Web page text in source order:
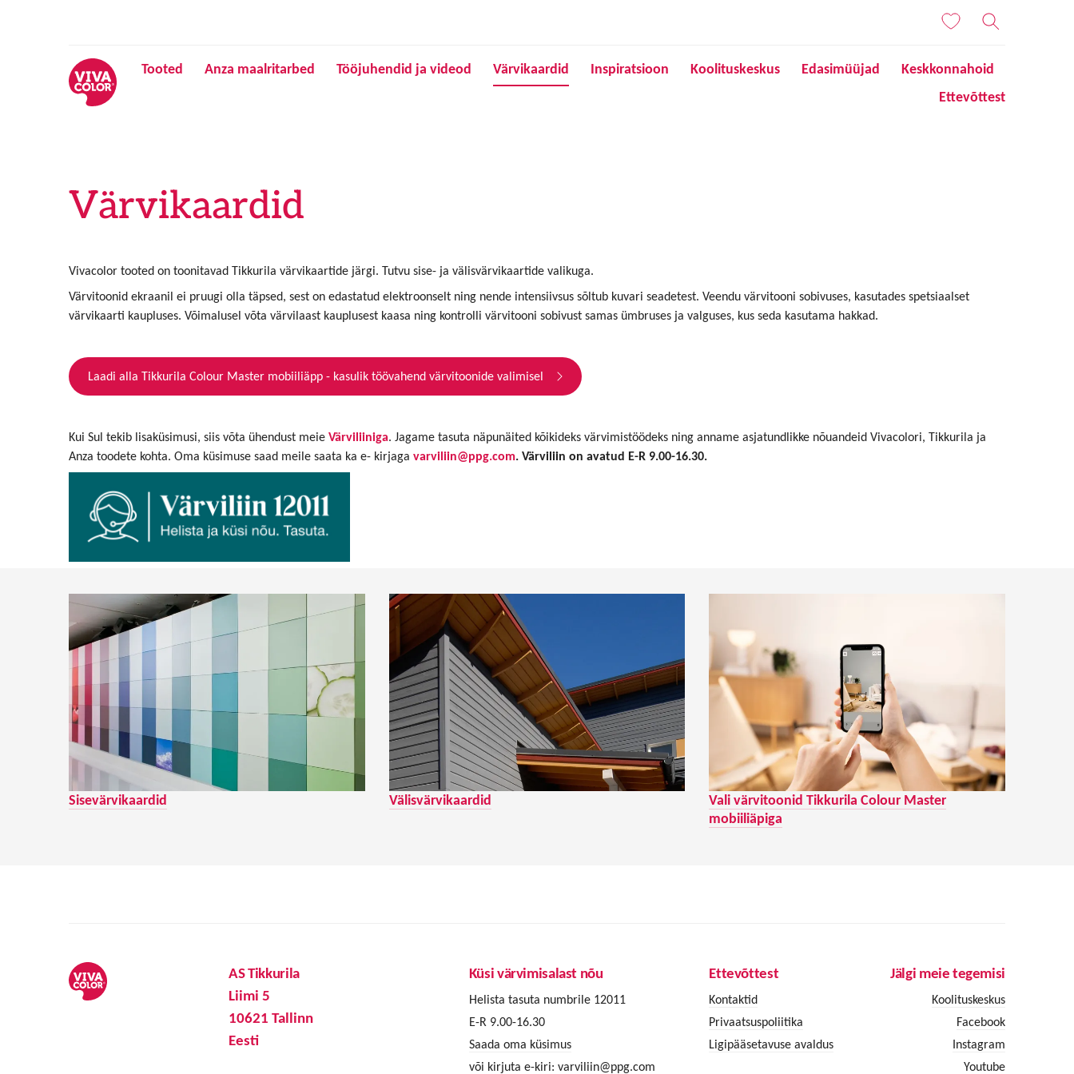
Tooted Anza maalritarbed Tööjuhendid ja videod Värvikaardid Inspiratsioon Koolituskeskus Edasimüüjad
Keskkonnahoid
Ettevõttest
Värvikaardid
Vivacolor tooted on toonitavad Tikkurila värvikaartide järgi. Tutvu sise- ja välisvärvikaartide valikuga.
Värvitoonid ekraanil ei pruugi olla täpsed, sest on edastatud elektroonselt ning nende intensiivsus sõltub kuvari seadetest. Veendu värvitooni sobivuses, kasutades spetsiaalset
värvikaarti kaupluses. Võimalusel võta värvilaast kauplusest kaasa ning kontrolli värvitooni sobivust samas ümbruses ja valguses, kus seda kasutama hakkad.
Laadi alla Tikkurila Colour Master mobiiliäpp - kasulik töövahend värvitoonide valimisel
Kui Sul tekib lisaküsimusi, siis võta ühendust meieVärviliiniga. Jagame tasuta näpunäited kõikideks värvimistöödeks ning anname asjatundlikke nõuandeid Vivacolori, Tikkurila ja
Anza toodete kohta. Oma küsimuse saad meile saata ka e- kirjagavarviliin@ppg.com. Värviliin on avatud E-R 9.00-16.30.
Sisevärvikaardid Välisvärvikaardid
Vali värvitoonid Tikkurila Colour Master
mobiiliäpiga
AS Tikkurila
Liimi 5
10621 Tallinn
Eesti
Küsi värvimisalast nõu
Helista tasuta numbrile 12011
E-R 9.00-16.30
Saada oma küsimus
või kirjuta e-kiri: varviliin@ppg.com
Ettevõttest
Kontaktid
Privaatsuspoliitika
Ligipääsetavuse avaldus
Jälgi meie tegemisi
Koolituskeskus
Facebook
Instagram
Youtube